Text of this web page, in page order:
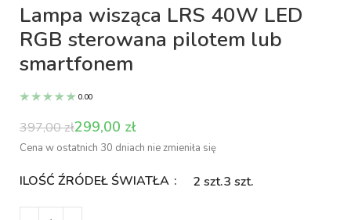
Lampa wisząca LRS 40W LED
RGB sterowana pilotem lub
smartfonem
0.00
397,00zł299,00 zł
Cena w ostatnich 30 dniach nie zmieniła się
ILOŚĆ ŹRÓDEŁ ŚWIATŁA 2 szt.3 szt.